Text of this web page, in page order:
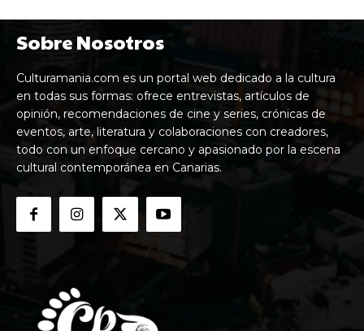
Sobre Nosotros
Culturamania.com es un portal web dedicado a la cultura
en todas sus formas: ofrece entrevistas, artículos de
opinión, recomendaciones de cine y series, crónicas de
eventos, arte, literatura y colaboraciones con creadores,
todo con un enfoque cercano y apasionado por la escena
cultural contemporánea en Canarias.